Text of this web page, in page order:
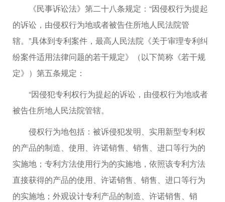
《民事诉讼法》第二十八条规定：“因侵权行为提起
的诉讼，由侵权行为地或者被告住所地人民法院管
辖。”具体到专利案件，最高人民法院《关于审理专利纠
纷案件适用法律问题的若干规定》（以下简称《若干规
定》）第五条规定：
“因侵犯专利权行为提起的诉讼，由侵权行为地或者
被告住所地人民法院管辖。
侵权行为地包括：被诉侵犯发明、实用新型专利权
的产品的制造、使用、许诺销售、销售、进口等行为的
实施地；专利方法使用行为的实施地，依照该专利方法
直接获得的产品的使用、许诺销售、销售、进口等行为
的实施地；外观设计专利产品的制造、许诺销售、销